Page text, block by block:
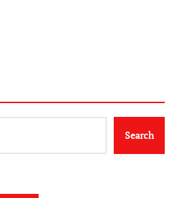
Search